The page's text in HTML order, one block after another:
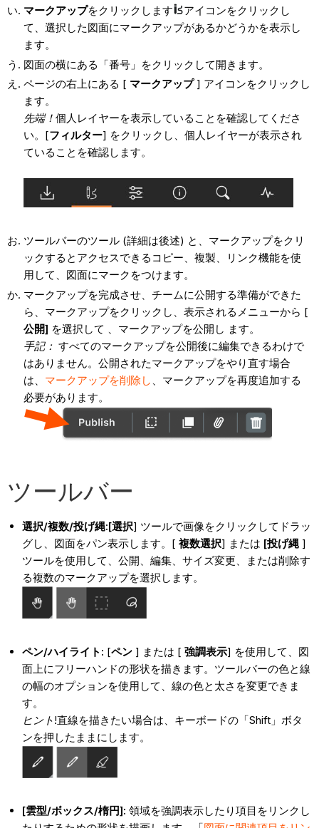
マークアップをクリックします
アイコンをクリックし
て、選択した図面にマークアップがあるかどうかを表示し
ます。
図面の横にある「番号」をクリックして開きます。
ページの右上にある [ マークアップ] アイコンをクリックし
ます。
先端！ 個人レイヤーを表示していることを確認してくださ
い。[フィルター] をクリックし、個人レイヤーが表示され
ていることを確認します。
ツールバーのツール (詳細は後述) と、マークアップをクリ
ックするとアクセスできるコピー、複製、リンク機能を使
用して、図面にマークをつけます。
マークアップを完成させ、チームに公開する準備ができた
ら、マークアップをクリックし、表示されるメニューから [
公開] を選択して 、マークアップを公開し ます。
手記： すべてのマークアップを公開後に編集できるわけで
はありません。公開されたマークアップをやり直す場合
は、 マークアップを削除し 、マークアップを再度追加する
必要があります。
ツールバー
選択/複数/投げ縄:[選択] ツールで画像をクリックしてドラッ
グし、図面をパン表示します。[複数選択] または [投げ縄 ]
ツールを使用して、公開、編集、サイズ変更、または削除す
る複数のマークアップを選択します。
ペン/ハイライト: [ペン ] または [強調表示] を使用して、図
面上にフリーハンドの形状を描きます。ツールバーの色と線
の幅のオプションを使用して、線の色と太さを変更できま
す。
ヒント!直線を描きたい場合は、キーボードの「Shift」ボタ
ンを押したままにします。
[雲型/ボックス/楕円]: 領域を強調表示したり項目をリンクし